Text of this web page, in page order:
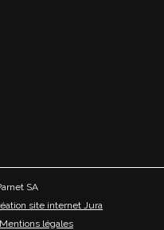
SA
site internet Jura
Mentions légales